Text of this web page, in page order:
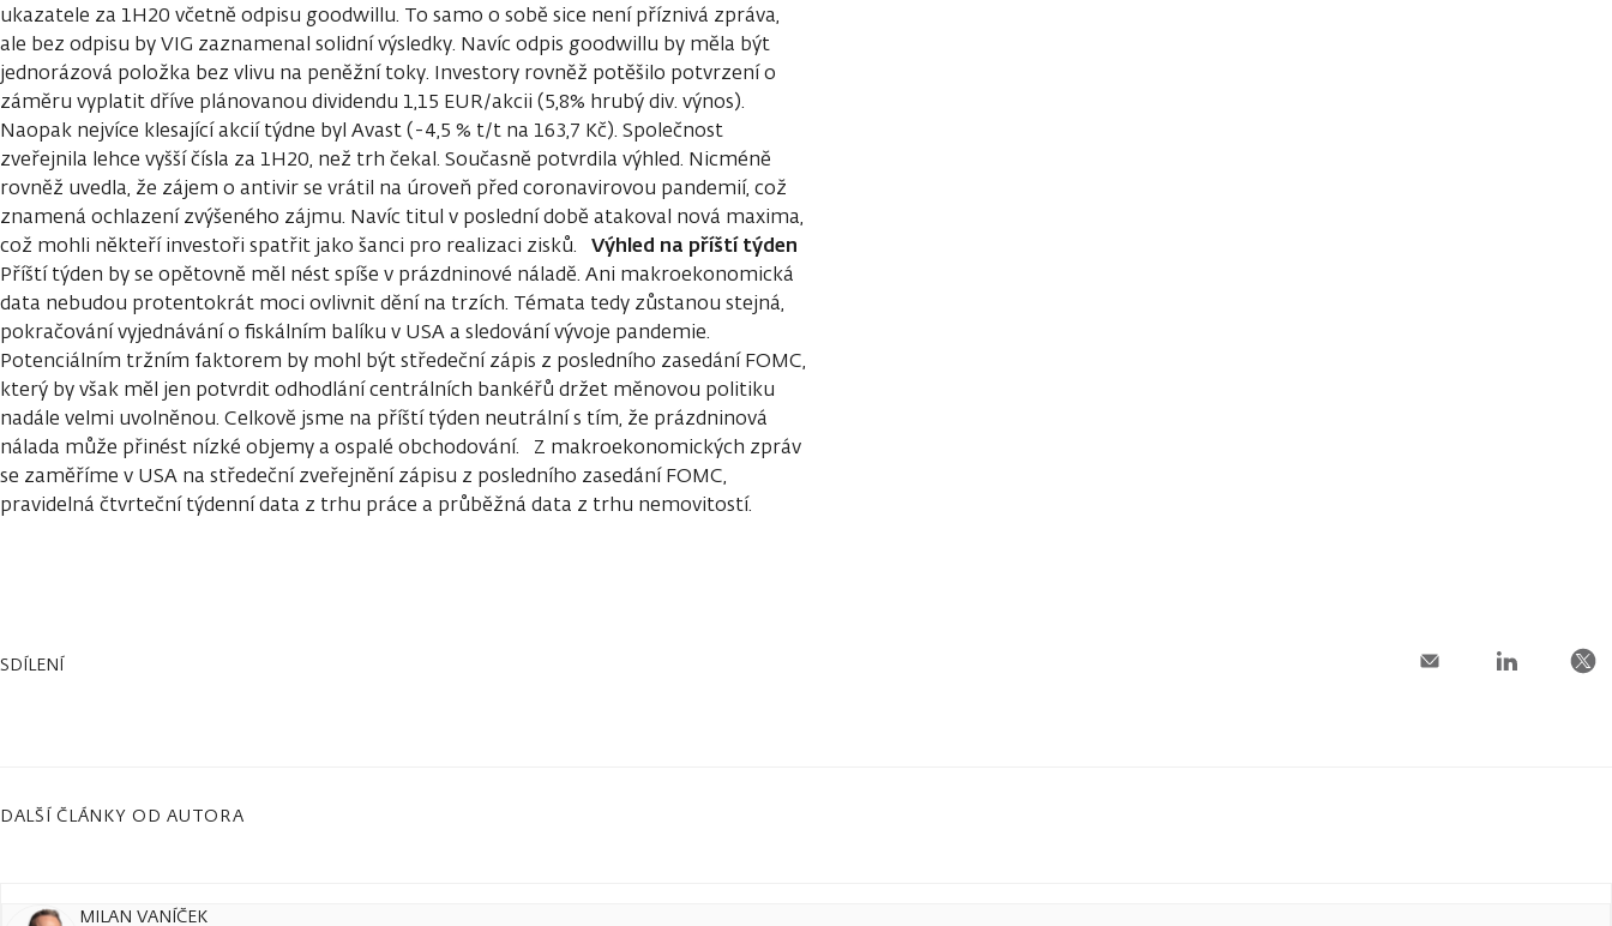
ukazatele za 1H20 včetně odpisu goodwillu. To samo o sobě sice není příznivá zpráva,
ale bez odpisu by VIG zaznamenal solidní výsledky. Navíc odpis goodwillu by měla být
jednorázová položka bez vlivu na peněžní toky. Investory rovněž potěšilo potvrzení o
záměru vyplatit dříve plánovanou dividendu 1,15 EUR/akcii (5,8% hrubý div. výnos).
Naopak nejvíce klesající akcií týdne byl Avast (-4,5 % t/t na 163,7 Kč). Společnost
zveřejnila lehce vyšší čísla za 1H20, než trh čekal. Současně potvrdila výhled. Nicméně
rovněž uvedla, že zájem o antivir se vrátil na úroveň před coronavirovou pandemií, což
znamená ochlazení zvýšeného zájmu. Navíc titul v poslední době atakoval nová maxima,
což mohli někteří investoři spatřit jako šanci pro realizaci zisků. Výhled na příští týden
Příští týden by se opětovně měl nést spíše v prázdninové náladě. Ani makroekonomická
data nebudou protentokrát moci ovlivnit dění na trzích. Témata tedy zůstanou stejná,
pokračování vyjednávání o fiskálním balíku v USA a sledování vývoje pandemie.
Potenciálním tržním faktorem by mohl být středeční zápis z posledního zasedání FOMC,
který by však měl jen potvrdit odhodlání centrálních bankéřů držet měnovou politiku
nadále velmi uvolněnou. Celkově jsme na příští týden neutrální s tím, že prázdninová
nálada může přinést nízké objemy a ospalé obchodování. Z makroekonomických zpráv
se zaměříme v USA na středeční zveřejnění zápisu z posledního zasedání FOMC,
pravidelná čtvrteční týdenní data z trhu práce a průběžná data z trhu nemovitostí.
SDÍLENÍ
DALŠÍ ČLÁNKY OD AUTORA
MILAN VANÍČEK